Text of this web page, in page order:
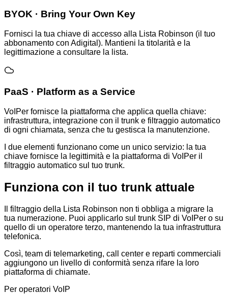
BYOK · Bring Your Own Key
Fornisci la tua chiave di accesso alla Lista Robinson (il tuo
abbonamento con Adigital). Mantieni la titolarità e la
legittimazione a consultare la lista.
PaaS · Platform as a Service
VoIPer fornisce la piattaforma che applica quella chiave:
infrastruttura, integrazione con il trunk e filtraggio automatico
di ogni chiamata, senza che tu gestisca la manutenzione.
I due elementi funzionano come un unico servizio: la tua
chiave fornisce la legittimità e la piattaforma di VoIPer il
filtraggio automatico sul tuo trunk.
Funziona con il tuo trunk attuale
Il filtraggio della Lista Robinson non ti obbliga a migrare la
tua numerazione. Puoi applicarlo sul trunk SIP di VoIPer o su
quello di un operatore terzo, mantenendo la tua infrastruttura
telefonica.
Così, team di telemarketing, call center e reparti commerciali
aggiungono un livello di conformità senza rifare la loro
piattaforma di chiamate.
Per operatori VoIP